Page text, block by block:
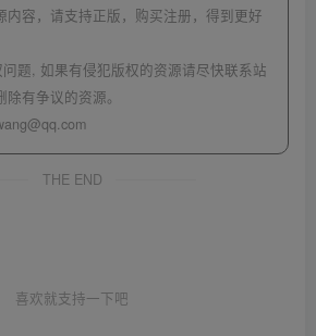
内容，请支持正版，购买注册，得到更好
题, 如果有侵犯版权的资源请尽快联系站
有争议的资源。
THE END
喜欢就支持一下吧